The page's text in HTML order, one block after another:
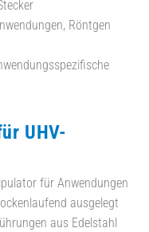
Röntgen
UHV-
für Anwendungen
ausgelegt
aus Edelstahl